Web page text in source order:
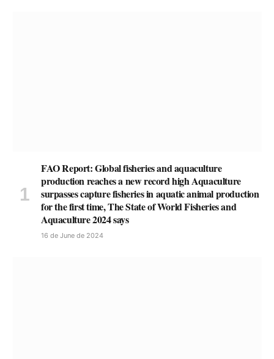
FAO Report: Global fisheries and aquaculture
production reaches a new record high Aquaculture
surpasses capture fisheries in aquatic animal production
for the first time, The State of World Fisheries and
Aquaculture 2024 says
16 de June de 2024